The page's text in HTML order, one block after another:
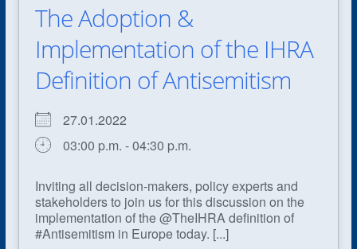
The Adoption &
Implementation of the IHRA
Definition of Antisemitism
27.01.2022
03:00 p.m. - 04:30 p.m.
Inviting all decision-makers, policy experts and
stakeholders to join us for this discussion on the
implementation of the @TheIHRA definition of
#Antisemitism in Europe today. [...]